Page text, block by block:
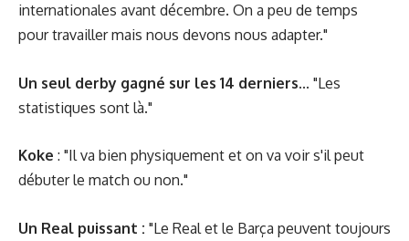
internationales avant décembre. On a peu de temps
pour travailler mais nous devons nous adapter."
Un seul derby gagné sur les 14 derniers... "Les
statistiques sont là."
Koke : "Il va bien physiquement et on va voir s'il peut
débuter le match ou non."
Un Real puissant : "Le Real et le Barça peuvent toujours